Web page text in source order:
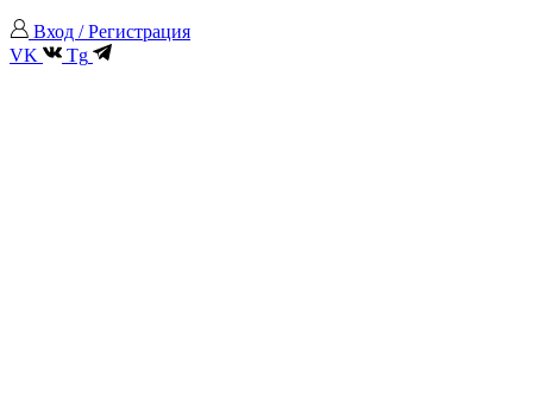
Вход / Регистрация
VK
Tg